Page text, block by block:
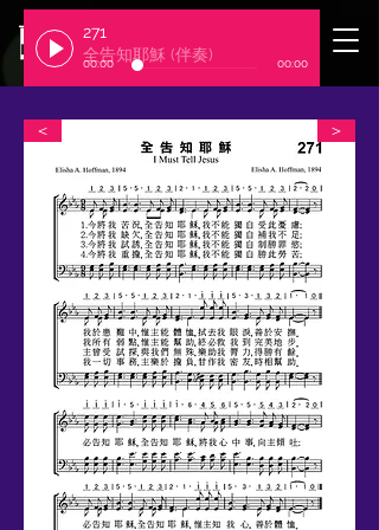
​臺北基督徒聚會處
271
全告知耶穌 (伴奏)
00:00 00:00
＜ ＞